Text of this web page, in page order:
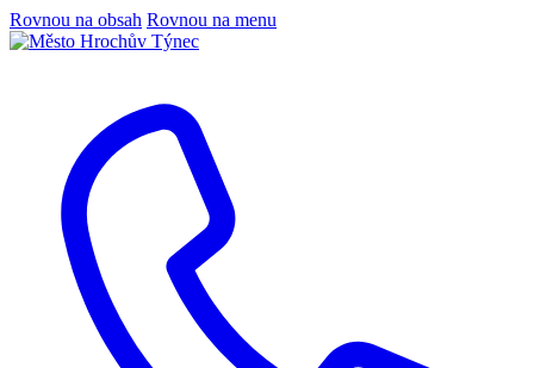
Rovnou na obsah Rovnou na menu